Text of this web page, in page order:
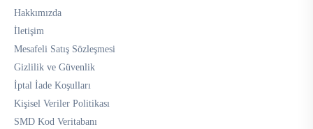
Hakkımızda
İletişim
Mesafeli Satış Sözleşmesi
Gizlilik ve Güvenlik
İptal İade Koşulları
Kişisel Veriler Politikası
SMD Kod Veritabanı